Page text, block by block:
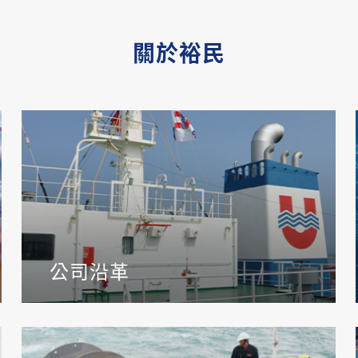
關於裕民
公司沿革